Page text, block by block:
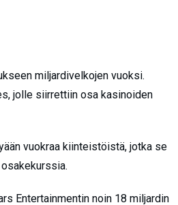
miljardivelkojen vuoksi.
jolle siirrettiin osa kasinoiden
vuokraa kiinteistöistä, jotka se
Entertainmentin noin 18 miljardin